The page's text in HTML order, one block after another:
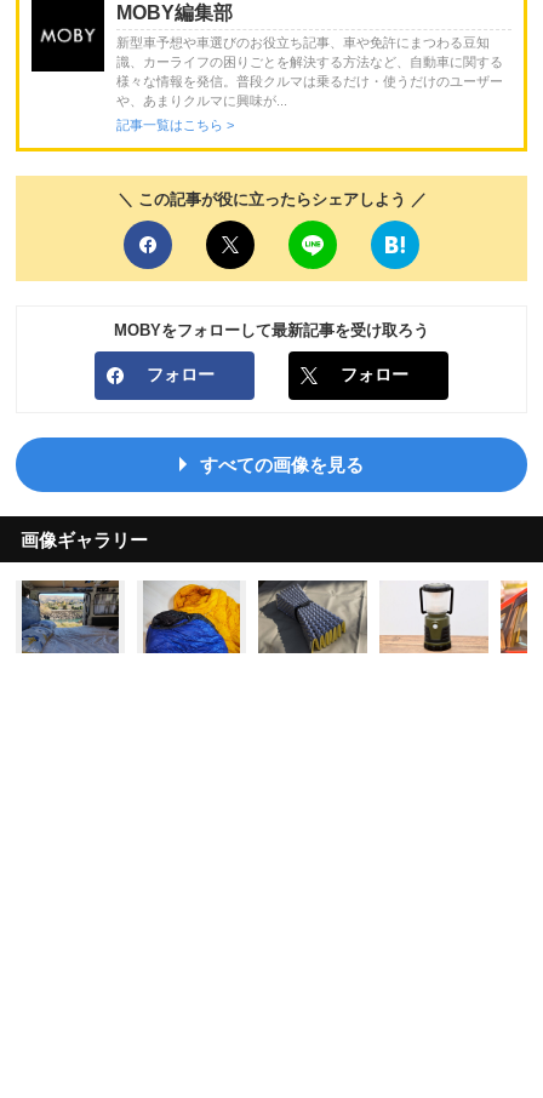
MOBY編集部
新型車予想や車選びのお役立ち記事、車や免許にまつわる豆知
識、カーライフの困りごとを解決する方法など、自動車に関する
様々な情報を発信。普段クルマは乗るだけ・使うだけのユーザー
や、あまりクルマに興味が...
記事一覧はこちら >
＼ この記事が役に立ったらシェアしよう ／
MOBYをフォローして最新記事を受け取ろう
フォロー フォロー
すべての画像を見る
画像ギャラリー